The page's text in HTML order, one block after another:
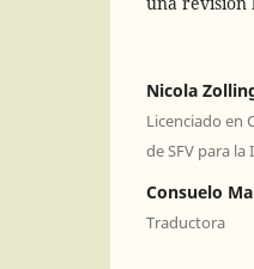
Nicola
Licenciado en
de SFV para
Consuelo
Traductora